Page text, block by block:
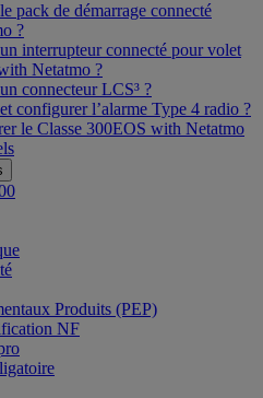
pack de démarrage connecté
?
interrupteur connecté pour volet
Netatmo ?
connecteur LCS³ ?
configurer l’alarme Type 4 radio ?
le Classe 300EOS with Netatmo
Produits (PEP)
NF